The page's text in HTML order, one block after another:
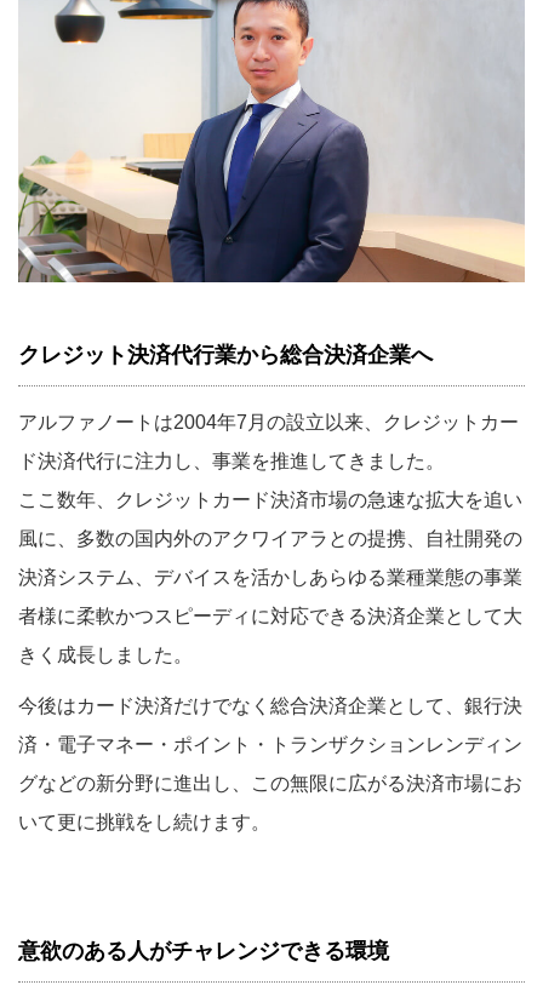
クレジット決済代行業から総合決済企業へ
アルファノートは2004年7月の設立以来、クレジットカー
ド決済代行に注力し、事業を推進してきました。
ここ数年、クレジットカード決済市場の急速な拡大を追い
風に、多数の国内外のアクワイアラとの提携、自社開発の
決済システム、デバイスを活かしあらゆる業種業態の事業
者様に柔軟かつスピーディに対応できる決済企業として大
きく成長しました。
今後はカード決済だけでなく総合決済企業として、銀行決
済・電子マネー・ポイント・トランザクションレンディン
グなどの新分野に進出し、この無限に広がる決済市場にお
いて更に挑戦をし続けます。
意欲のある人がチャレンジできる環境